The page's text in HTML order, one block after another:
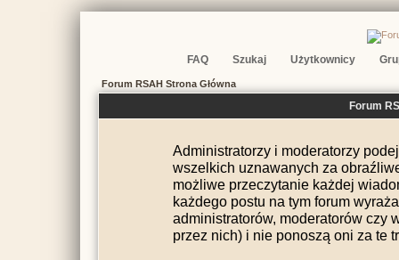
FAQ Szukaj Użytkownicy
Forum RSAH Strona Główna
Forum
Administratorzy i moderatorzy
wszelkich uznawanych za
możliwe przeczytanie każdej
każdego postu na tym forum
administratorów, moderatorów czy
przez nich) i nie ponoszą oni za te